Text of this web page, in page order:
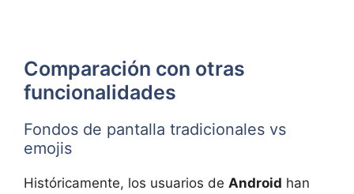
Comparación con otras
funcionalidades
Fondos de pantalla tradicionales vs
emojis
Históricamente, los usuarios de Android han